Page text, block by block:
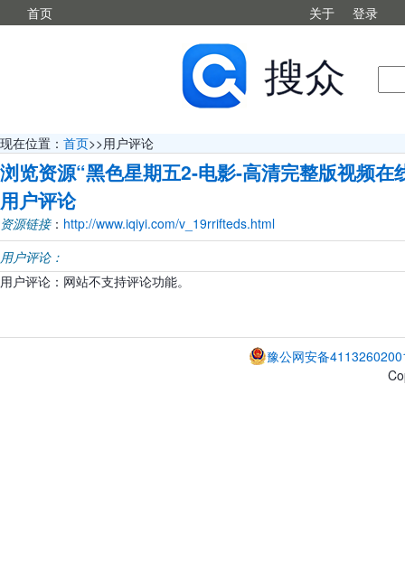
首页 关于 登录
现在位置： 首页>>用户评论
浏览资源“黑色星期五2-电影-高清完整版视频在
用户评论
资源链接： http://www.iqiyi.com/v_19rrifteds.html
用户评论：
用户评论：网站不支持评论功能。
豫公网安备